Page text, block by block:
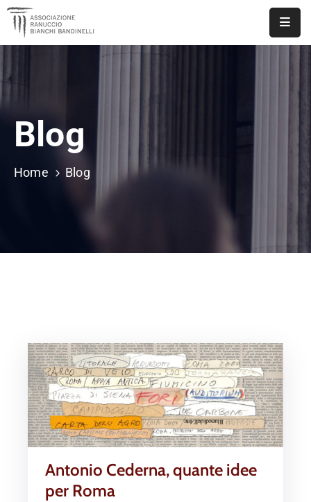
DOCUMENTI
Blog
Home Blog
Antonio Cederna, quante idee
per Roma